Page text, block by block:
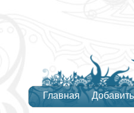
Главная